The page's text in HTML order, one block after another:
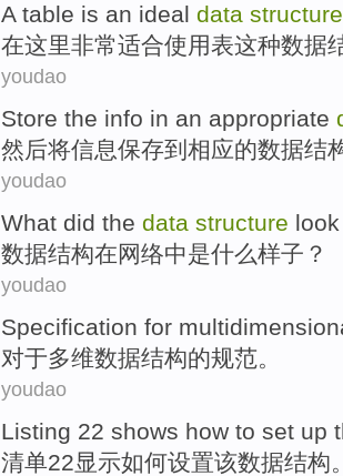
A table is an ideal data structure
在这里非常适合使用表这种数据
youdao
Store the info in an appropriate
然后将信息保存到 相应的数据结
youdao
What did the data structure look
数据结构在网络中是什么样子 ？
youdao
Specification for
对于多维数据结构的规范。
youdao
Listing 22 shows how to set up
清单22显示如何设置该数据结构